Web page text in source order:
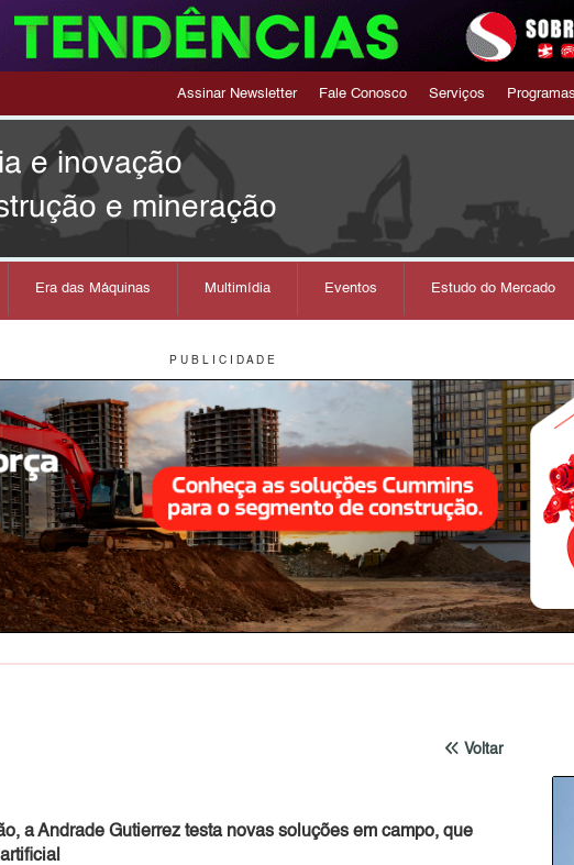
Assinar Newsletter Fale Conosco Serviços
e inovação
e mineração
Era das Máquinas Multimídia Eventos Estudo do Mercado
P U B L I C I D A D E
Voltar
a Andrade Gutierrez testa novas soluções em campo, que